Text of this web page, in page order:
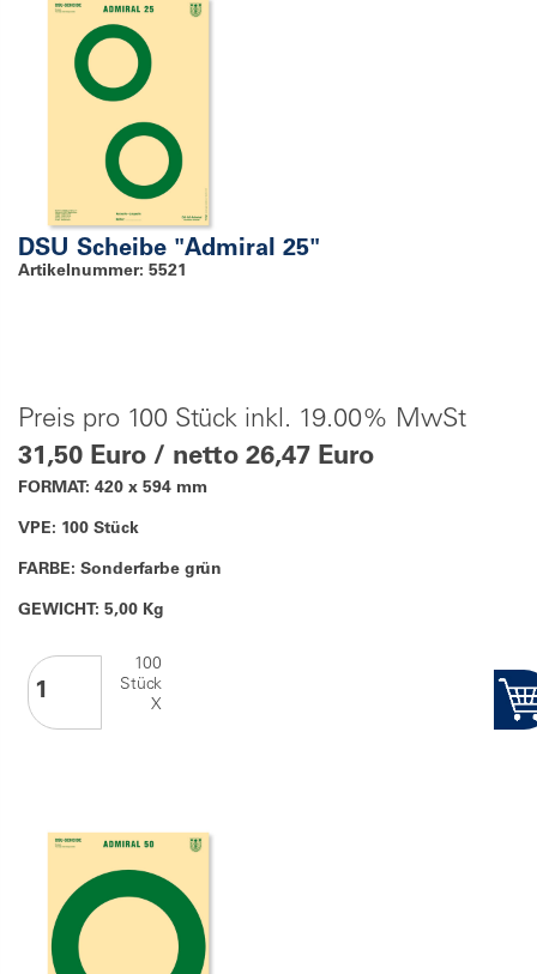
DSU Scheibe "Admiral 25"
Artikelnummer: 5521
Preis pro 100 Stück inkl. 19.00% MwSt
31,50 Euro / netto 26,47 Euro
FORMAT: 420 x 594 mm
VPE: 100 Stück
FARBE: Sonderfarbe grün
GEWICHT: 5,00 Kg
100
Stück
X